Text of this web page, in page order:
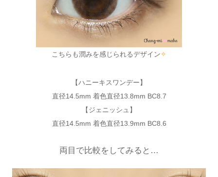
こちらも潤みを感じられるデザイン✧
【ハニーキスワンデー】
直径14.5mm 着色直径13.8mm BC8.7
【ジェニッシュ】
直径14.5mm 着色直径13.9mm BC8.6
両目で比較をしてみると…